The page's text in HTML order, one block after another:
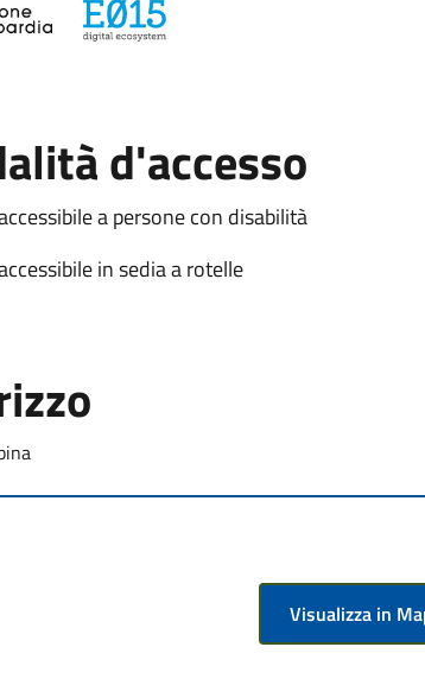
d'accesso
a persone con disabilità
in sedia a rotelle
Visualizza in